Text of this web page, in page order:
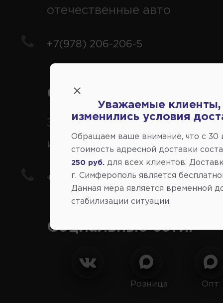
отечественные авто
+7(978) 206-206-5
Справочный центр:
Заказ шин, дисков,
иномарки
+7(978) 206-206-8
Социальные сети:
Розница Опт
Уважаемые клиенты,
изменились условия
Обращаем ваше внимание, что c 30
стоимость адресной доставки
250 руб. для всех клиентов.
г. Симферополь является
Данная мера является временной
стабилизации ситуации.